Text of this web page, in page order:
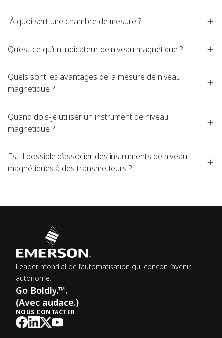
​ À quoi sert une chambre de mesure ?
Qu’est-ce qu’un indicateur de niveau magnétique ?
Quels sont les avantages de la mesure de niveau
magnétique ?
Quand dois-je utiliser un instrument de niveau
magnétique ?
Est-il possible d’associer des instruments de niveau
magnétiques à des transmetteurs ?
Leader mondial de l’automatisation qui conçoit l’avenir
autonome.
Go Boldly.™.
(Avec audace.)
NOUS CONTACTER